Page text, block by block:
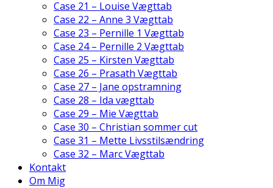
Case 21 – Louise Vægttab
Case 22 – Anne 3 Vægttab
Case 23 – Pernille 1 Vægttab
Case 24 – Pernille 2 Vægttab
Case 25 – Kirsten Vægttab
Case 26 – Prasath Vægttab
Case 27 – Jane opstramning
Case 28 – Ida vægttab
Case 29 – Mie Vægttab
Case 30 – Christian sommer cut
Case 31 – Mette Livsstilsændring
Case 32 – Marc Vægttab
Kontakt
Om Mig